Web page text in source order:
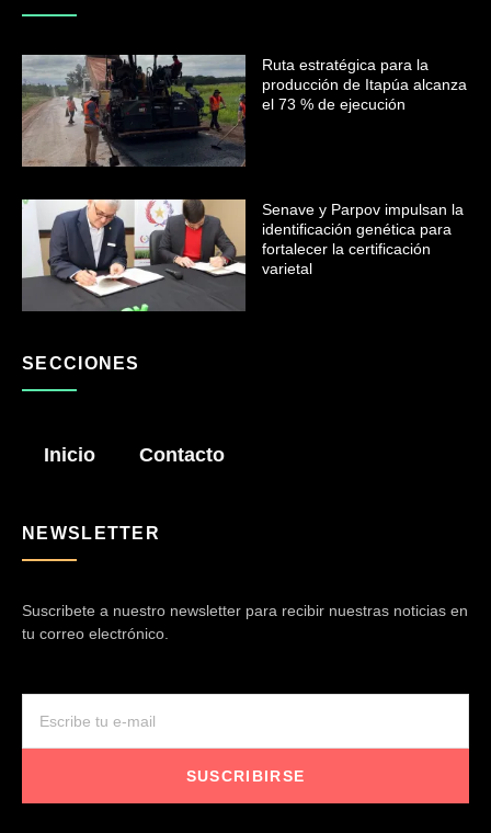
Ruta estratégica para la
producción de Itapúa alcanza
el 73 % de ejecución
Senave y Parpov impulsan la
identificación genética para
fortalecer la certificación
varietal
SECCIONES
Inicio Contacto
NEWSLETTER
Suscribete a nuestro newsletter para recibir nuestras noticias en
tu correo electrónico.
SUSCRIBIRSE